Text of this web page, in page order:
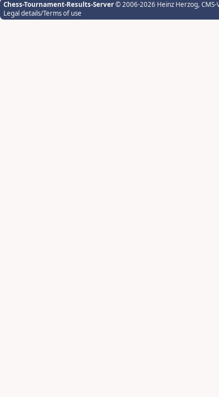
Chess-Tournament-Results-Server© 2006-2026 Heinz Herzog,
Legal details/Terms of use